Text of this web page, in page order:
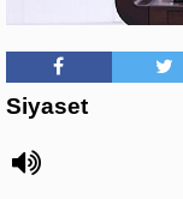
Siyaset